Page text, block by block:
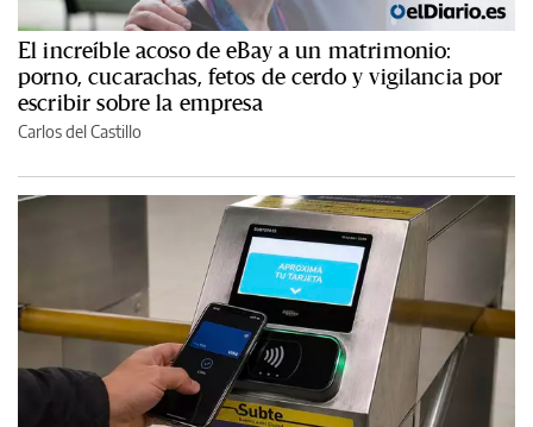
El increíble acoso de eBay a un matrimonio:
porno, cucarachas, fetos de cerdo y vigilancia por
escribir sobre la empresa
Carlos del Castillo